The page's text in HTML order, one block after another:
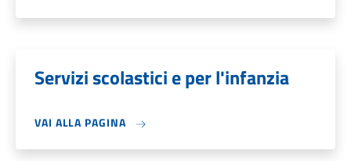
Servizi scolastici e per l'infanzia
VAI ALLA PAGINA